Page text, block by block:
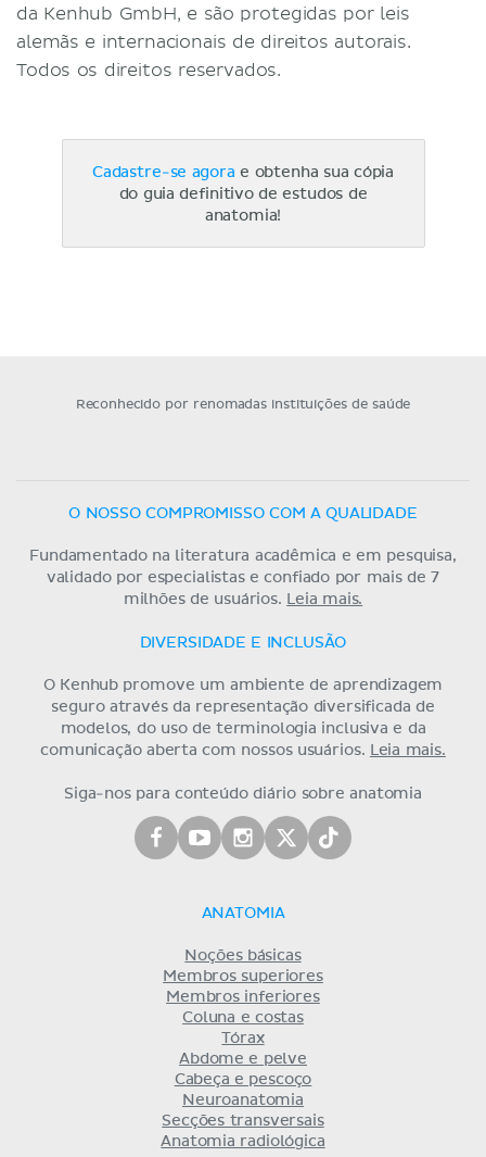
da Kenhub GmbH, e são protegidas por leis
alemãs e internacionais de direitos autorais.
Todos os direitos reservados.
Cadastre-se agora e obtenha sua cópia
do guia definitivo de estudos de
anatomia!
Reconhecido por renomadas instituições de saúde
O NOSSO COMPROMISSO COM A QUALIDADE
Fundamentado na literatura acadêmica e em pesquisa,
validado por especialistas e confiado por mais de 7
milhões de usuários. Leia mais.
DIVERSIDADE E INCLUSÃO
O Kenhub promove um ambiente de aprendizagem
seguro através da representação diversificada de
modelos, do uso de terminologia inclusiva e da
comunicação aberta com nossos usuários. Leia mais.
Siga-nos para conteúdo diário sobre anatomia
ANATOMIA
Noções básicas
Membros superiores
Membros inferiores
Coluna e costas
Tórax
Abdome e pelve
Cabeça e pescoço
Neuroanatomia
Secções transversais
Anatomia radiológica